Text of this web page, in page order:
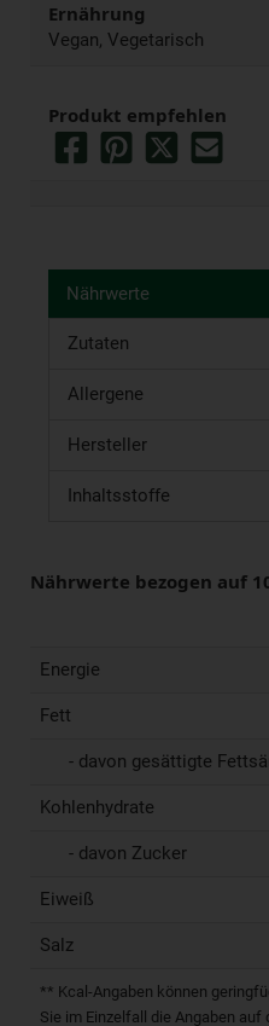
Ernährung
Vegan, Vegetarisch
Produkt empfehlen
Nährwerte
Zutaten
Allergene
Hersteller
Inhaltsstoffe
Nährwerte bezogen auf
Energie
Fett
- davon gesättigte
Kohlenhydrate
- davon Zucker
Eiweiß
Salz
** Kcal-Angaben können
Sie im Einzelfall die Angaben auf